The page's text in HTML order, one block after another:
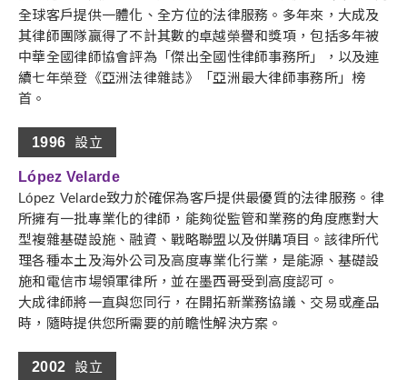
全球客戶提供一體化、全方位的法律服務。多年來，大成及
其律師團隊贏得了不計其數的卓越榮譽和獎項，包括多年被
中華全國律師協會評為「傑出全國性律師事務所」，以及連
續七年榮登《亞洲法律雜誌》「亞洲最大律師事務所」榜
首。
1996 設立
López Velarde
López Velarde致力於確保為客戶提供最優質的法律服務。律
所擁有一批專業化的律師，能夠從監管和業務的角度應對大
型複雜基礎設施、融資、戰略聯盟以及併購項目。該律所代
理各種本土及海外公司及高度專業化行業，是能源、基礎設
施和電信市場領軍律所，並在墨西哥受到高度認可。
大成律師將一直與您同行，在開拓新業務協議、交易或產品
時，隨時提供您所需要的前瞻性解決方案。
2002 設立